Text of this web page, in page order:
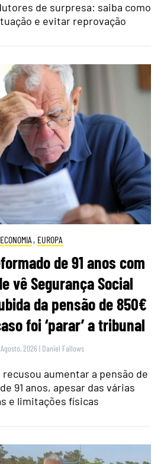
de surpresa: saiba como
e evitar reprovação
ECONOMIA , EUROPA
de 91 anos com
vê Segurança Social
da pensão de 850€
foi ‘parar’ a tribunal
2026 | Daniel Fallows
aumentar a pensão de
91 anos, apesar das várias
e limitações físicas